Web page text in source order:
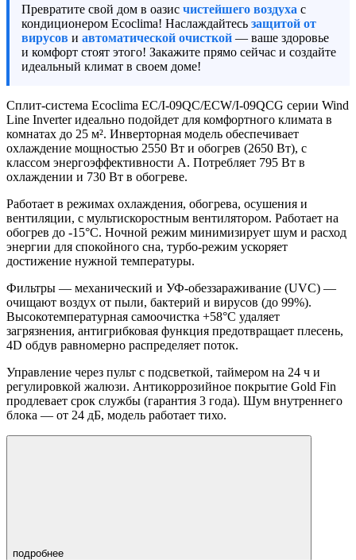
Превратите свой дом в оазис чистейшего воздуха с
кондиционером Ecoclima! Наслаждайтесь защитой от
вирусов и автоматической очисткой — ваше здоровье
и комфорт стоят этого! Закажите прямо сейчас и создайте
идеальный климат в своем доме!
Сплит-система Ecoclima EC/I-09QC/ECW/I-09QCG серии Wind
Line Inverter идеально подойдет для комфортного климата в
комнатах до 25 м². Инверторная модель обеспечивает
охлаждение мощностью 2550 Вт и обогрев (2650 Вт), с
классом энергоэффективности A. Потребляет 795 Вт в
охлаждении и 730 Вт в обогреве.
Работает в режимах охлаждения, обогрева, осушения и
вентиляции, с мультискоростным вентилятором. Работает на
обогрев до -15°C. Ночной режим минимизирует шум и расход
энергии для спокойного сна, турбо-режим ускоряет
достижение нужной температуры.
Фильтры — механический и УФ-обеззараживание (UVC) —
очищают воздух от пыли, бактерий и вирусов (до 99%).
Высокотемпературная самоочистка +58°C удаляет
загрязнения, антигрибковая функция предотвращает плесень,
4D обдув равномерно распределяет поток.
Управление через пульт с подсветкой, таймером на 24 ч и
регулировкой жалюзи. Антикоррозийное покрытие Gold Fin
продлевает срок службы (гарантия 3 года). Шум внутреннего
блока — от 24 дБ, модель работает тихо.
подробнее